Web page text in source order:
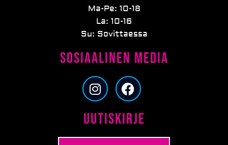
Ma-Pe: 10-18
La: 10-16
Su: Sovittaessa
Sosiaalinen media
I
n
t
F
a
e
Uutiskirje